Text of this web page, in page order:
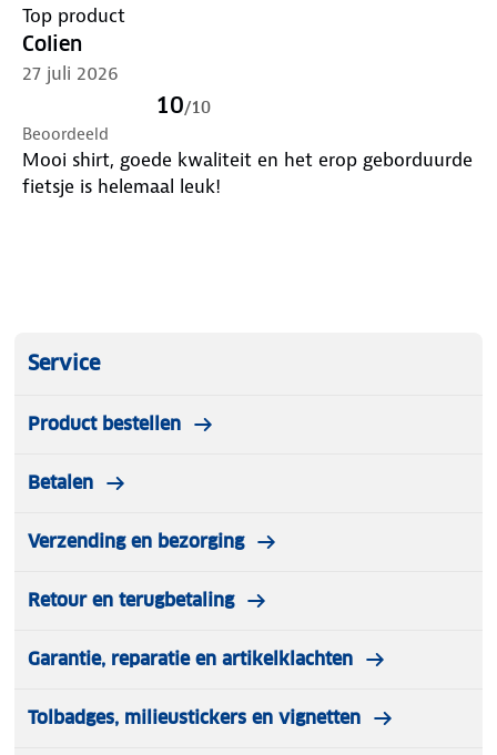
Top product
Colien
27 juli 2026
10/10
Beoordeeld
Mooi shirt, goede kwaliteit en het erop geborduurde
fietsje is helemaal leuk!
Service
Product bestellen
Betalen
Verzending en bezorging
Retour en terugbetaling
Garantie, reparatie en artikelklachten
Tolbadges, milieustickers en vignetten